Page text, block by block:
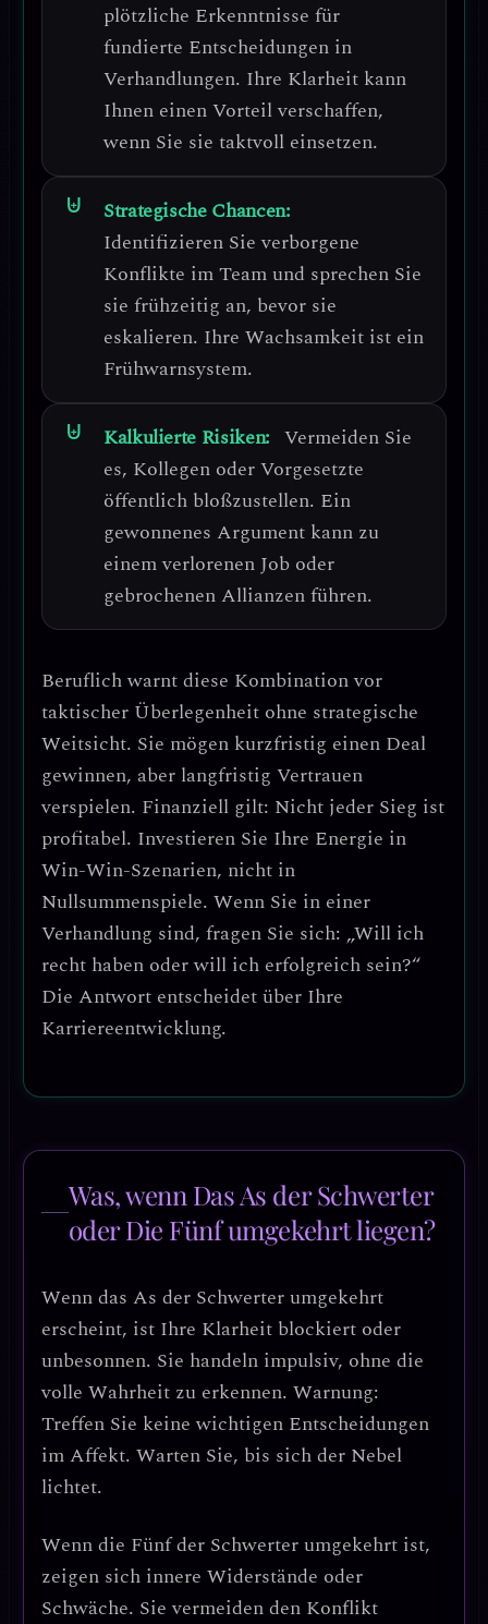
plötzliche Erkenntnisse für
fundierte Entscheidungen in
Verhandlungen. Ihre Klarheit kann
Ihnen einen Vorteil verschaffen,
wenn Sie sie taktvoll einsetzen.
Strategische Chancen:
Identifizieren Sie verborgene
Konflikte im Teamund sprechen Sie
sie frühzeitig an, bevor sie
eskalieren. Ihre Wachsamkeit ist ein
Frühwarnsystem.
Kalkulierte Risiken: Vermeiden Sie
es, Kollegen oder Vorgesetzte
öffentlich bloßzustellen. Ein
gewonnenes Argument kann zu
einem verlorenen Job oder
gebrochenen Allianzen führen.
Beruflich warnt diese Kombination vor
taktischer Überlegenheit ohne strategische
Weitsicht. Sie mögen kurzfristig einen Deal
gewinnen, aber langfristig Vertrauen
verspielen. Finanziell gilt: Nicht jeder Sieg ist
profitabel. Investieren Sie Ihre Energie in
Win-Win-Szenarien, nicht in
Nullsummenspiele. Wenn Sie in einer
Verhandlung sind, fragen Sie sich: „Will ich
recht haben oder will ich erfolgreich sein?“
Die Antwort entscheidet über Ihre
Karriereentwicklung.
Was, wenn Das As der Schwerter
oder Die Fünf umgekehrt liegen?
Wenn das As der Schwerter umgekehrt
erscheint, ist Ihre Klarheit blockiert oder
unbesonnen. Sie handeln impulsiv, ohne die
volle Wahrheit zu erkennen. Warnung:
Treffen Sie keine wichtigen Entscheidungen
im Affekt. Warten Sie, bis sich der Nebel
lichtet.
Wenn die Fünf der Schwerter umgekehrt ist,
zeigen sich innere Widerstände oder
Schwäche. Sie vermeiden den Konflikt